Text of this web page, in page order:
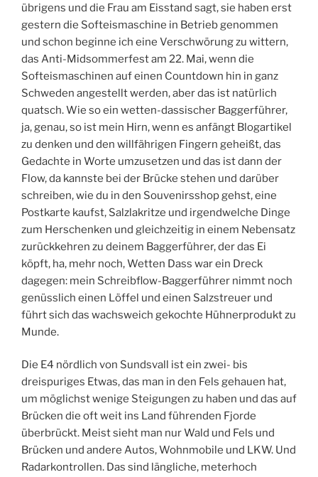
übrigens und die Frau am Eisstand sagt, sie haben erst
gestern die Softeismaschine in Betrieb genommen
und schon beginne ich eine Verschwörung zu wittern,
das Anti-Midsommerfest am 22. Mai, wenn die
Softeismaschinen auf einen Countdown hin in ganz
Schweden angestellt werden, aber das ist natürlich
quatsch. Wie so ein wetten-dassischer Baggerführer,
ja, genau, so ist mein Hirn, wenn es anfängt Blogartikel
zu denken und den willfährigen Fingern geheißt, das
Gedachte in Worte umzusetzen und das ist dann der
Flow, da kannste bei der Brücke stehen und darüber
schreiben, wie du in den Souvenirsshop gehst, eine
Postkarte kaufst, Salzlakritze und irgendwelche Dinge
zum Herschenken und gleichzeitig in einem Nebensatz
zurückkehren zu deinem Baggerführer, der das Ei
köpft, ha, mehr noch, Wetten Dass war ein Dreck
dagegen: mein Schreibflow-Baggerführer nimmt noch
genüsslich einen Löffel und einen Salzstreuer und
führt sich das wachsweich gekochte Hühnerprodukt zu
Munde.
Die E4 nördlich von Sundsvall ist ein zwei- bis
dreispuriges Etwas, das man in den Fels gehauen hat,
um möglichst wenige Steigungen zu haben und das auf
Brücken die oft weit ins Land führenden Fjorde
überbrückt. Meist sieht man nur Wald und Fels und
Brücken und andere Autos, Wohnmobile und LKW. Und
Radarkontrollen. Das sind längliche, meterhoch